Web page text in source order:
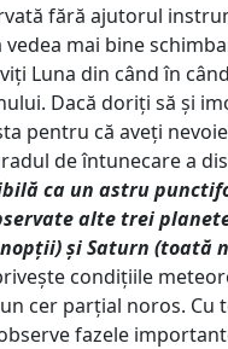
fără ajutorul
mai bine
Luna din când în
Dacă doriți să și
pentru că aveți
de întunecare a
ca un astru
alte trei
și Saturn (toată
condițiile
cer parțial noros.
fazele